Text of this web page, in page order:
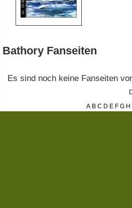
Bathory Fanseiten
Es sind noch keine Fanseiten
A B C D E F G H